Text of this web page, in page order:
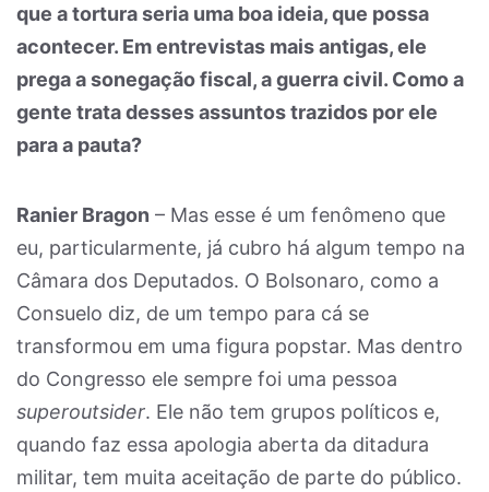
que a tortura seria uma boa ideia, que possa
acontecer. Em entrevistas mais antigas, ele
prega a sonegação fiscal, a guerra civil. Como a
gente trata desses assuntos trazidos por ele
para a pauta?
Ranier Bragon – Mas esse é um fenômeno que
eu, particularmente, já cubro há algum tempo na
Câmara dos Deputados. O Bolsonaro, como a
Consuelo diz, de um tempo para cá se
transformou em uma figura popstar. Mas dentro
do Congresso ele sempre foi uma pessoa
superoutsider. Ele não tem grupos políticos e,
quando faz essa apologia aberta da ditadura
militar, tem muita aceitação de parte do público.